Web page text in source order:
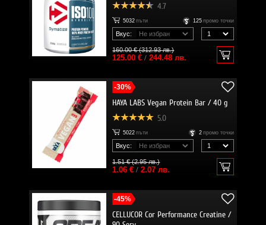
4.7
5032 пъти 125 промо точки
Вкус:
160.00 € (312.93 лв.)
125.00 €/ 244.48 лв.
-30%
HAYA LABS Vegan Protein Bar / 40 g
5.0
5022 пъти 2 промо точки
Вкус:
1.51 € (2.95 лв.)
1.06 €/ 2.07 лв.
-45%
CELLUCOR Cor Performance Creatine /